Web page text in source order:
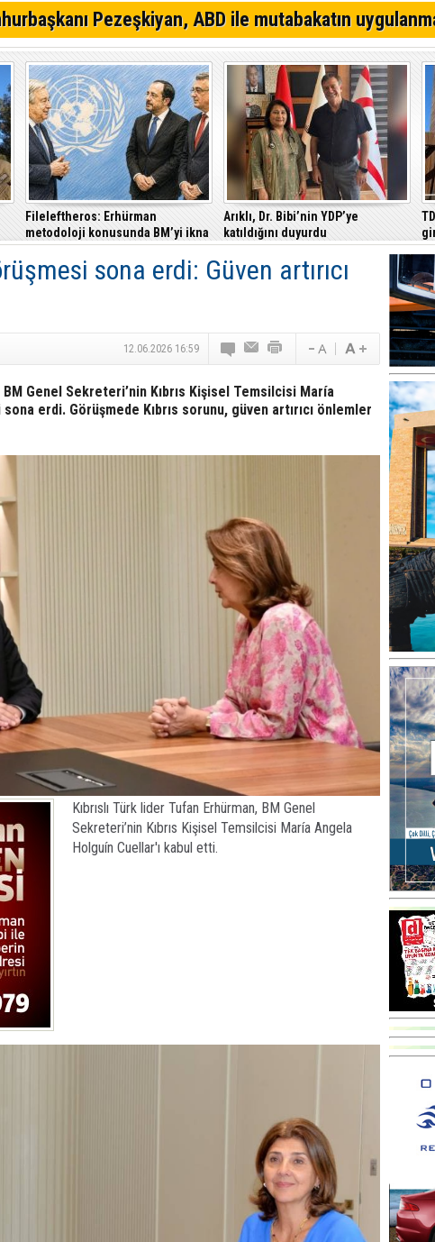
Eğlence mekanına tabanca ile gitti, tutuklandı
Trafik denetimlerinde 520 sürücü rapor edildi
Pezeşkiyan, ABD ile mutabakatın
Fileleftheros: Erhürman
metodoloji konusunda BM’yi ikna
etti
Arıklı, Dr. Bibi’nin YDP’ye
katıldığını duyurdu
sona erdi: Güven artırıcı
12.06.2026 16:59
BM Genel Sekreteri’nin Kıbrıs Kişisel Temsilcisi María
erdi. Görüşmede Kıbrıs sorunu, güven artırıcı önlemler
Kıbrıslı Türk lider Tufan Erhürman, BM Genel
Sekreteri’nin Kıbrıs Kişisel Temsilcisi María Angela
Holguín Cuellar'ı kabul etti.